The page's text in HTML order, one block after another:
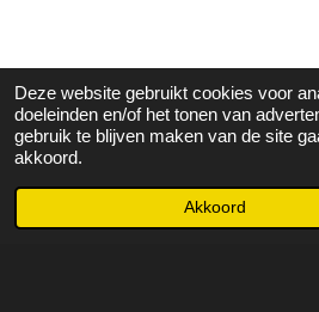
Deze website gebruikt cookies voor
doeleinden en/of het tonen van
gebruik te blijven maken van de site
akkoord.
Akkoord